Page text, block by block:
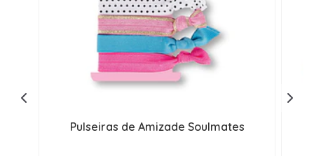
Pulseiras de Amizade Soulmates